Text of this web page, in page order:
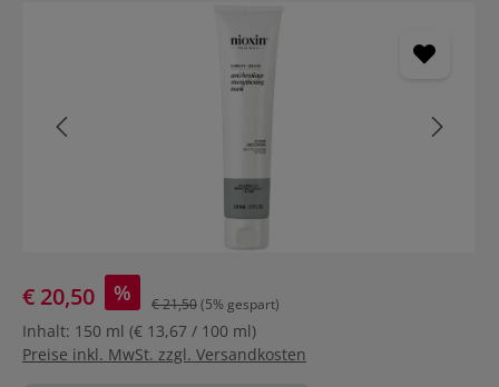
€ 20,50 % € 21,50(5% gespart)
Inhalt: 150 ml (€ 13,67 / 100 ml)
Preise inkl. MwSt. zzgl. Versandkosten